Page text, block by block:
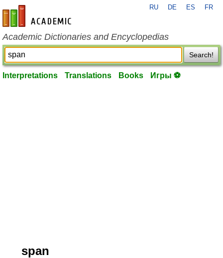
en-academic.com
RU DE ES FR
Academic Dictionaries and Encyclopedias
Search!
Interpretations Translations Books Игры ⚽
span